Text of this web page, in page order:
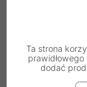
zamiennik
kodzie
opakowanie
nie jest
Ta strona
prawidłowego
dodać